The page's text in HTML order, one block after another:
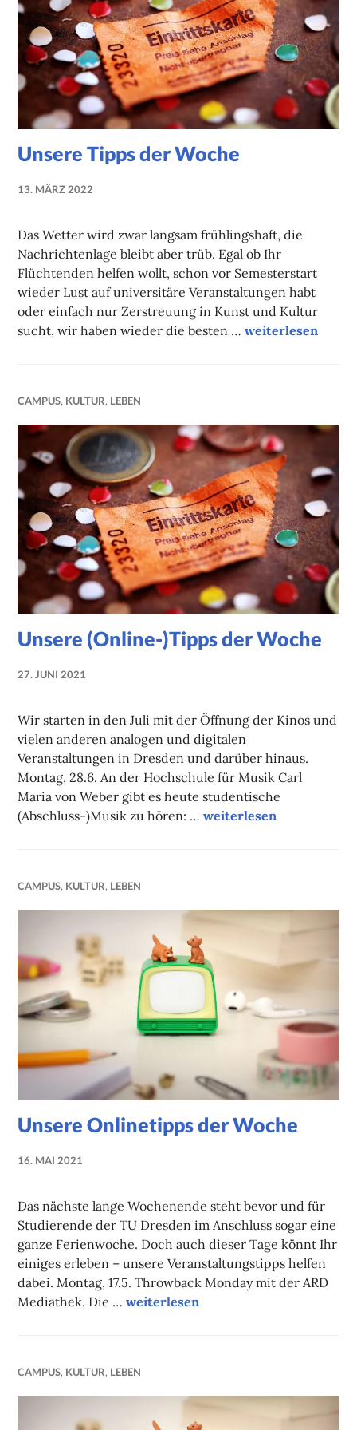
Unsere Tipps der Woche
13. MÄRZ 2022
Das Wetter wird zwar langsam frühlingshaft, die
Nachrichtenlage bleibt aber trüb. Egal ob Ihr
Flüchtenden helfen wollt, schon vor Semesterstart
wieder Lust auf universitäre Veranstaltungen habt
oder einfach nur Zerstreuung in Kunst und Kultur
sucht, wir haben wieder die besten …Unsere Tipps der
weiterlesen
CAMPUS, KULTUR, LEBEN
Unsere (Online-)Tipps der Woche
27. JUNI 2021
Wir starten in den Juli mit der Öffnung der Kinos und
vielen anderen analogen und digitalen
Veranstaltungen in Dresden und darüber hinaus.
Montag, 28.6. An der Hochschule für Musik Carl
Maria von Weber gibt es heute studentische
(Abschluss-)Musik zu hören: …Unsere (Online-)Tipps
weiterlesen
CAMPUS, KULTUR, LEBEN
Unsere Onlinetipps der Woche
16. MAI 2021
Das nächste lange Wochenende steht bevor und für
Studierende der TU Dresden im Anschluss sogar eine
ganze Ferienwoche. Doch auch dieser Tage könnt Ihr
einiges erleben – unsere Veranstaltungstipps helfen
dabei. Montag, 17.5. Throwback Monday mit der ARD
Mediathek. Die …Unsere Onlinetipps der Woche
weiterlesen
CAMPUS, KULTUR, LEBEN